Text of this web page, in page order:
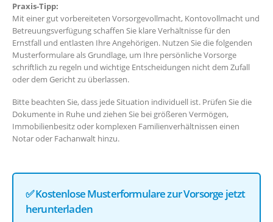
Praxis-Tipp:
Mit einer gut vorbereiteten Vorsorgevollmacht, Kontovollmacht und
Betreuungsverfügung schaffen Sie klare Verhältnisse für den
Ernstfall und entlasten Ihre Angehörigen. Nutzen Sie die folgenden
Musterformulare als Grundlage, um Ihre persönliche Vorsorge
schriftlich zu regeln und wichtige Entscheidungen nicht dem Zufall
oder dem Gericht zu überlassen.
Bitte beachten Sie, dass jede Situation individuell ist. Prüfen Sie die
Dokumente in Ruhe und ziehen Sie bei größeren Vermögen,
Immobilienbesitz oder komplexen Familienverhältnissen einen
Notar oder Fachanwalt hinzu.
✅ Kostenlose Musterformulare zur Vorsorge jetzt
herunterladen